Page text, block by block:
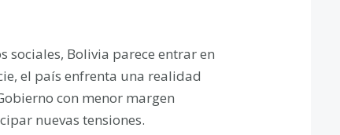
sociales, Bolivia parece entrar en
el país enfrenta una realidad
con menor margen
nuevas tensiones.